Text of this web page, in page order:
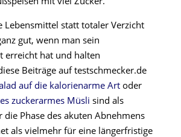
Lebensmittel statt totaler Verzicht
gut, wenn man sein
erreicht hat und halten
Beiträge auf testschmecker.de
auf die kalorienarme Artoder
zuckerarmes Müsli sind als
die Phase des akuten Abnehmens
als vielmehr für eine längerfristige